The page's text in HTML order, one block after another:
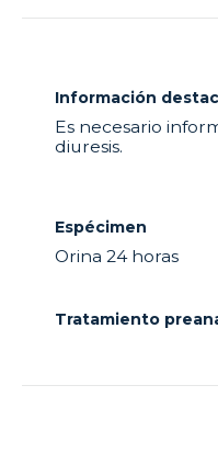
Información
Es necesario
diuresis.
Espécimen
Orina 24 horas
Tratamiento